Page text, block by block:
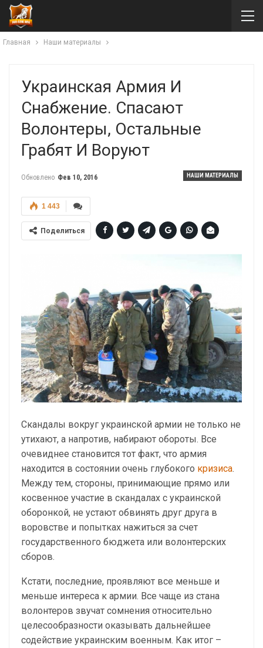
Главная Наши материалы
Украинская Армия И
Снабжение. Спасают
Волонтеры, Остальные
Грабят И Воруют
НАШИ МАТЕРИАЛЫ
Обновлено Фев 10, 2016
1 443
Поделиться
Скандалы вокруг украинской армии не только не
утихают, а напротив, набирают обороты. Все
очевиднее становится тот факт, что армия
находится в состоянии очень глубокого кризиса.
Между тем, стороны, принимающие прямо или
косвенное участие в скандалах с украинской
оборонкой, не устают обвинять друг друга в
воровстве и попытках нажиться за счет
государственного бюджета или волонтерских
сборов.
Кстати, последние, проявляют все меньше и
меньше интереса к армии. Все чаще из стана
волонтеров звучат сомнения относительно
целесообразности оказывать дальнейшее
содействие украинским военным. Как итог –